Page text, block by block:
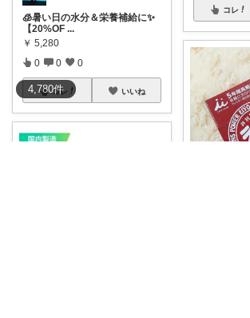
4,780件
🧊暑い日の水分＆栄養補給に✨
【20%OF ...
￥ 5,280
0 0 0
コレ いいね
コレ